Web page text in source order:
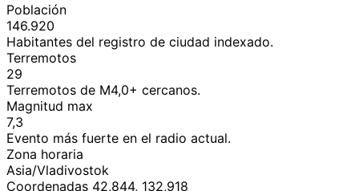
Población
146.920
Habitantes del registro de ciudad indexado.
Terremotos
29
Terremotos de M4,0+ cercanos.
Magnitud max
7,3
Evento más fuerte en el radio actual.
Zona horaria
Asia/Vladivostok
Coordenadas 42,844, 132,918